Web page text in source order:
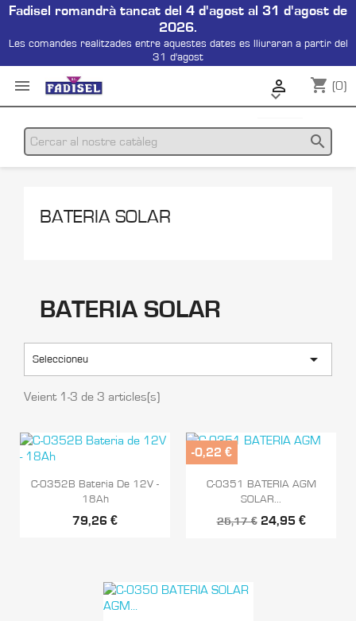
Fadisel romandrà tancat del 4 d'agost al 31 d'agost de
2026.
Les comandes realitzades entre aquestes dates es lliuraran a partir del
31 d'agost

 shopping_cart (0)

search
BATERIA SOLAR
BATERIA SOLAR
Seleccioneu 
Veient 1-3 de 3 articles(s)
Vista ràpida
C-0352B Bateria De 12V -
18Ah
79,26 €
Vista ràpida
C-0351 BATERIA AGM
SOLAR...
25,17 € 24,95 €
-0,22 €